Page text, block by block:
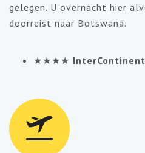
gelegen. U overnacht hier
doorreist naar Botswana.
★★★★